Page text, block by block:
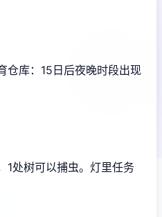
仓库：15日后夜晚时段出现
1处树可以捕虫。灯里任务